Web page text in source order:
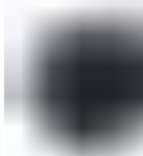
Комплекты
Фильтровальные
Насосы для бассейнов